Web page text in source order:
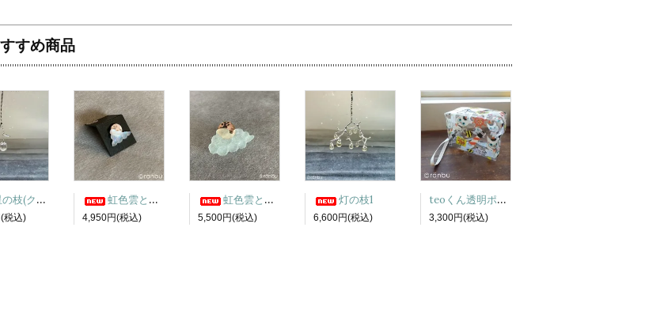
すめ商品
リア) サンキャッチャー
税込)
虹色雲と月ピアス1
4,950円(税込)
虹色雲と月ピンバッチ3
5,500円(税込)
灯の枝1
6,600円(税込)
teoくん透明ポーチ
3,300円(税込)